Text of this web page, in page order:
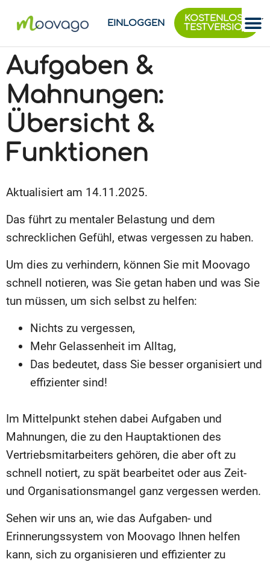
EINLOGGEN
KOSTENLOSE
TESTVERSION
Aufgaben &
Mahnungen:
Übersicht &
Funktionen
Aktualisiert am 14.11.2025.
Das führt zu mentaler Belastung und dem
schrecklichen Gefühl, etwas vergessen zu haben.
Um dies zu verhindern, können Sie mit Moovago
schnell notieren, was Sie getan haben und was Sie
tun müssen, um sich selbst zu helfen:
Nichts zu vergessen,
Mehr Gelassenheit im Alltag,
Das bedeutet, dass Sie besser organisiert und
effizienter sind!
Im Mittelpunkt stehen dabei Aufgaben und
Mahnungen, die zu den Hauptaktionen des
Vertriebsmitarbeiters gehören, die aber oft zu
schnell notiert, zu spät bearbeitet oder aus Zeit-
und Organisationsmangel ganz vergessen werden.
Sehen wir uns an, wie das Aufgaben- und
Erinnerungssystem von Moovago Ihnen helfen
kann, sich zu organisieren und effizienter zu